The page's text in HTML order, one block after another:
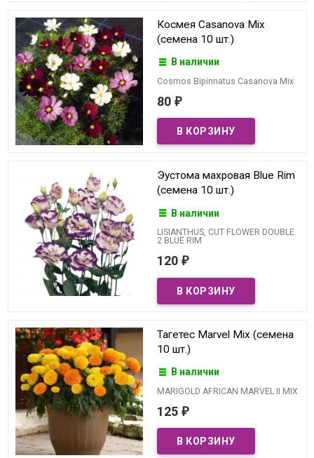
Космея Casanova Mix
(семена 10 шт.)
В наличии
Cosmos Bipinnatus Casanova Mix
80 ₽
Эустома махровая Blue Rim
(семена 10 шт.)
В наличии
LISIANTHUS, CUT FLOWER DOUBLE
2 BLUE RIM
120 ₽
Тагетес Marvel Mix (семена
10 шт.)
В наличии
MARIGOLD AFRICAN MARVEL II MIX
125 ₽